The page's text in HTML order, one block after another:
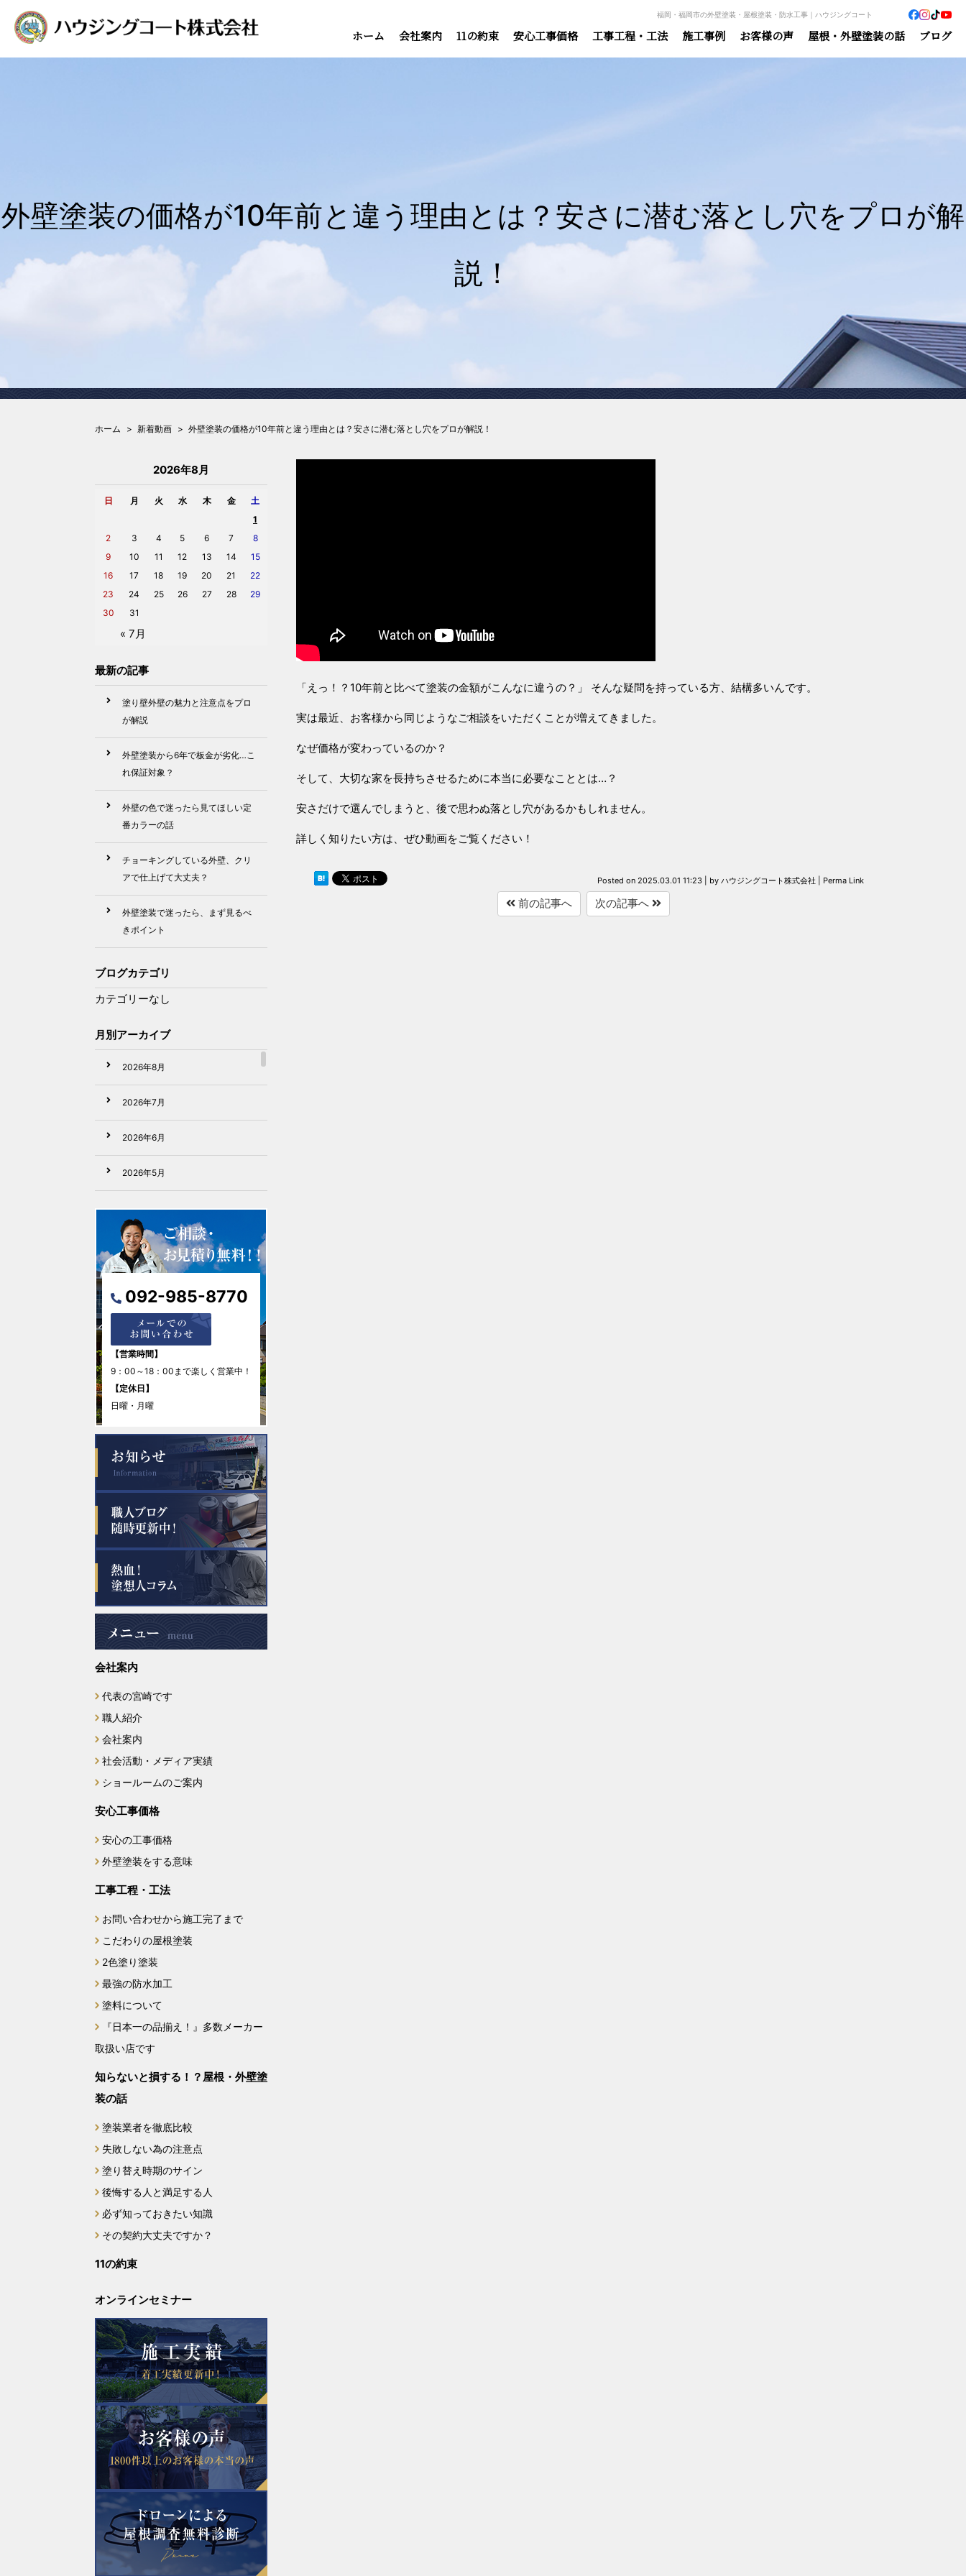
福岡・福岡市の外壁塗装・屋根塗装・防水工事｜ハウジングコート
ホーム 会社案内 11の約束 安心工事価格 工事工程・工法 施工事例 お客様の声 屋根・外壁塗装の話 ブログ
外壁塗装の価格が10年前と違う理由とは？安さに潜む落とし穴をプロが解
説！
ホーム 新着動画 外壁塗装の価格が10年前と違う理由とは？安さに潜む落とし穴をプロが解説！
「えっ！？10年前と比べて塗装の金額がこんなに違うの？」 そんな疑問を持っている方、結構多いんです。
実は最近、お客様から同じようなご相談をいただくことが増えてきました。
なぜ価格が変わっているのか？
そして、大切な家を長持ちさせるために本当に必要なこととは…？
安さだけで選んでしまうと、後で思わぬ落とし穴があるかもしれません。
詳しく知りたい方は、ぜひ動画をご覧ください！
Posted on 2025.03.01 11:23| by ハウジングコート株式会社 Perma Link
前の記事へ 次の記事へ
2026年8月
日 月 火 水 木 金 土
« 7月
1
2
3 4 5 6 7
8
9
10 11 12 13 14
15
16
17 18 19 20 21
22
23
24 25 26 27 28
29
30
31
最新の記事
塗り壁外壁の魅力と注意点をプロ
が解説
外壁塗装から6年で板金が劣化…こ
れ保証対象？
外壁の色で迷ったら見てほしい定
番カラーの話
チョーキングしている外壁、クリ
アで仕上げて大丈夫？
外壁塗装で迷ったら、まず見るべ
きポイント
ブログカテゴリ
カテゴリーなし
月別アーカイブ
2026年8月
2026年7月
2026年6月
2026年5月
2026年4月
2026年3月
2026年1月
2025年12月
2025年11月
2025年9月
2025年8月
2025年7月
2025年5月
2025年4月
2025年3月
2025年2月
2025年1月
2024年11月
2024年10月
2024年7月
2024年6月
2024年4月
2024年2月
2023年11月
2023年9月
2023年8月
2023年7月
2022年10月
2022年8月
2022年5月
2022年3月
092-985-8770
【営業時間】
9：00～18：00まで楽しく営業中！
【定休日】
日曜・月曜
会社案内
代表の宮崎です
職人紹介
会社案内
社会活動・メディア実績
ショールームのご案内
安心工事価格
安心の工事価格
外壁塗装をする意味
工事工程・工法
お問い合わせから施工完了まで
こだわりの屋根塗装
2色塗り塗装
最強の防水加工
塗料について
『日本一の品揃え！』多数メーカー
取扱い店です
知らないと損する！？屋根・外壁塗
装の話
塗装業者を徹底比較
失敗しない為の注意点
塗り替え時期のサイン
後悔する人と満足する人
必ず知っておきたい知識
その契約大丈夫ですか？
11の約束
オンラインセミナー